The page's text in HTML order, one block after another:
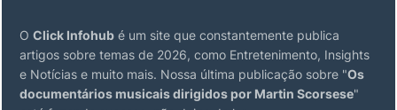
O Click Infohub é um site que constantemente publica
artigos sobre temas de 2026, como Entretenimento, Insights
e Notícias e muito mais. Nossa última publicação sobre "Os
documentários musicais dirigidos por Martin Scorsese"